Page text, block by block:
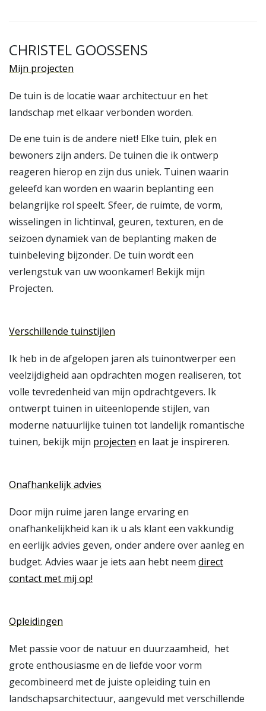
CHRISTEL GOOSSENS
Mijn projecten
De tuin is de locatie waar architectuur en het
landschap met elkaar verbonden worden.
De ene tuin is de andere niet! Elke tuin, plek en
bewoners zijn anders. De tuinen die ik ontwerp
reageren hierop en zijn dus uniek. Tuinen waarin
geleefd kan worden en waarin beplanting een
belangrijke rol speelt. Sfeer, de ruimte, de vorm,
wisselingen in lichtinval, geuren, texturen, en de
seizoen dynamiek van de beplanting maken de
tuinbeleving bijzonder. De tuin wordt een
verlengstuk van uw woonkamer! Bekijk mijn
Projecten.
Verschillende tuinstijlen
Ik heb in de afgelopen jaren als tuinontwerper een
veelzijdigheid aan opdrachten mogen realiseren, tot
volle tevredenheid van mijn opdrachtgevers. Ik
ontwerpt tuinen in uiteenlopende stijlen, van
moderne natuurlijke tuinen tot landelijk romantische
tuinen, bekijk mijn projecten en laat je inspireren.
Onafhankelijk advies
Door mijn ruime jaren lange ervaring en
onafhankelijkheid kan ik u als klant een vakkundig
en eerlijk advies geven, onder andere over aanleg en
budget. Advies waar je iets aan hebt neem direct
contact met mij op!
Opleidingen
Met passie voor de natuur en duurzaamheid, het
grote enthousiasme en de liefde voor vorm
gecombineerd met de juiste opleiding tuin en
landschapsarchitectuur, aangevuld met verschillende